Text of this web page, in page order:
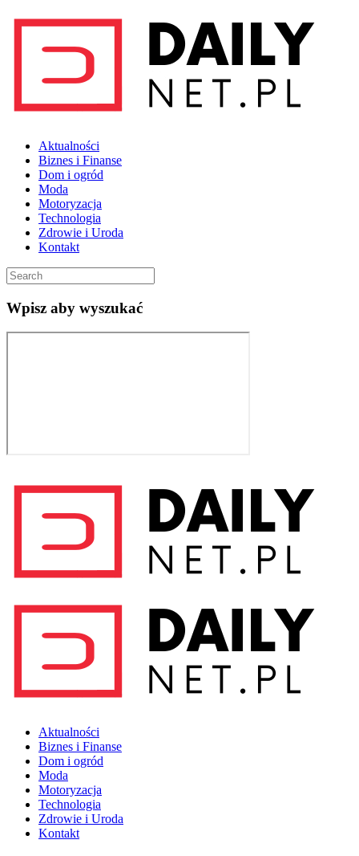
Aktualności
Biznes i Finanse
Dom i ogród
Moda
Motoryzacja
Technologia
Zdrowie i Uroda
Kontakt
Wpisz aby wyszukać
Aktualności
Biznes i Finanse
Dom i ogród
Moda
Motoryzacja
Technologia
Zdrowie i Uroda
Kontakt